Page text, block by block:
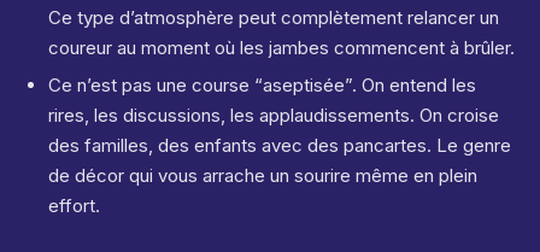
Ce type d’atmosphère peut complètement relancer un
coureur au moment où les jambes commencent à brûler.
Ce n’est pas une course “aseptisée”. On entend les
rires, les discussions, les applaudissements. On croise
des familles, des enfants avec des pancartes. Le genre
de décor qui vous arrache un sourire même en plein
effort.